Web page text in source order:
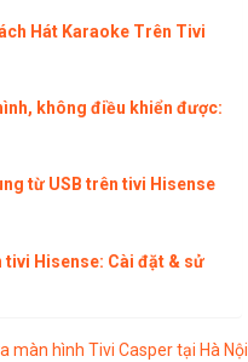
Hát Karaoke Trên Tivi
không điều khiển được:
từ USB trên tivi Hisense
Hisense: Cài đặt & sử
màn hình Tivi Casper tại Hà Nội